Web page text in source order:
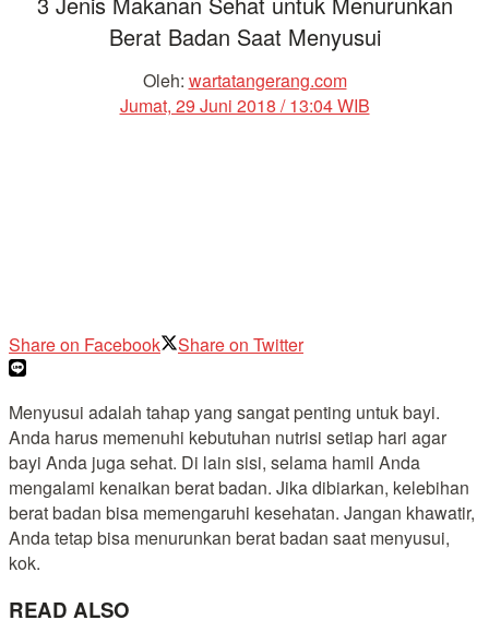
Berat Badan Saat Menyusui
Oleh: wartatangerang.com
Jumat, 29 Juni 2018 / 13:04 WIB
Share on Facebook Share on Twitter
Menyusui adalah tahap yang sangat penting untuk bayi.
Anda harus memenuhi kebutuhan nutrisi setiap hari agar
bayi Anda juga sehat. Di lain sisi, selama hamil Anda
mengalami kenaikan berat badan. Jika dibiarkan, kelebihan
berat badan bisa memengaruhi kesehatan. Jangan khawatir,
Anda tetap bisa menurunkan berat badan saat menyusui,
kok.
READ ALSO